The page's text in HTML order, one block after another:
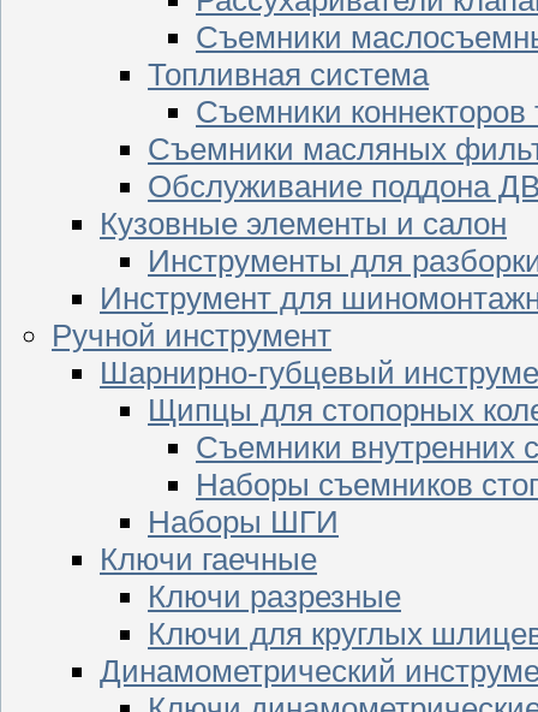
Съемники
Топливная система
Съемники
Съемники масляных
Обслуживание поддона
Кузовные элементы и салон
Инструменты для
Инструмент для
Ручной инструмент
Шарнирно-губцевый
Щипцы для стопорных
Съемники внутренних
Наборы съемников
Наборы ШГИ
Ключи гаечные
Ключи разрезные
Ключи для круглых
Динамометрический